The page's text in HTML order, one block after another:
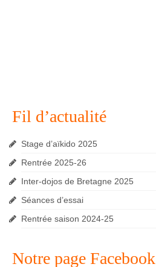
Fil d’actualité
Stage d’aïkido 2025
Rentrée 2025-26
Inter-dojos de Bretagne 2025
Séances d’essai
Rentrée saison 2024-25
Notre page Facebook